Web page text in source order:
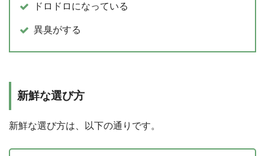
ドロドロになっている
異臭がする
新鮮な選び方
新鮮な選び方は、以下の通りです。